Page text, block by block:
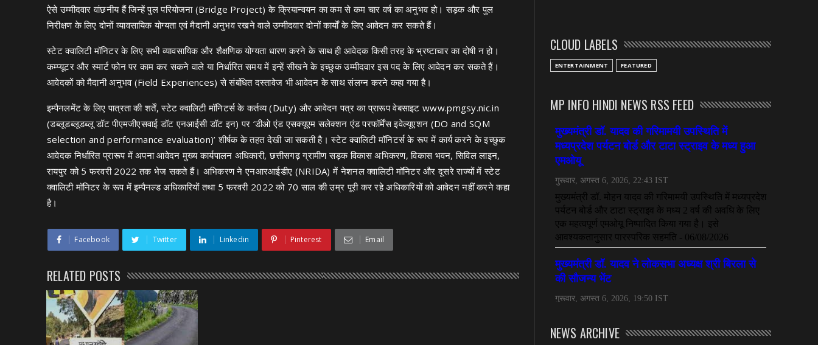
ऐसे उम्मीदवार वांछनीय हैं जिन्हें पुल परियोजना (Bridge Project) के क्रियान्वयन का कम से कम चार वर्ष का अनुभव हो। सड़क और पुल
निरीक्षण के लिए दोनों व्यावसायिक योग्यता एवं मैदानी अनुभव रखने वाले उम्मीदवार दोनों कार्यों के लिए आवेदन कर सकते हैं।
स्टेट क्वालिटी मॉनिटर के लिए सभी व्यावसायिक और शैक्षणिक योग्यता धारण करने के साथ ही आवेदक किसी तरह के भ्रष्टाचार का दोषी न हो।
कम्प्यूटर और स्मार्ट फोन पर काम कर सकने वाले या निर्धारित समय में इन्हें सीखने के इच्छुक उम्मीदवार इस पद के लिए आवेदन कर सकते हैं।
आवेदकों को मैदानी अनुभव (Field Experiences) से संबंधित दस्तावेज भी आवेदन के साथ संलग्न करने कहा गया है।
इम्पैनलमेंट के लिए पात्रता की शर्तें, स्टेट क्वालिटी मॉनिटर्स के कर्तव्य (Duty) और आवेदन पत्र का प्रारूप वेबसाइट www.pmgsy.nic.in
(डब्लूडब्लूडब्लू डॉट पीएमजीएसवाई डॉट एनआईसी डॉट इन) पर ‘डीओ एंड एसक्यूएम सलेक्शन एंड परफॉर्मेंस इवेल्यूएशन (DO and SQM
selection and performance evaluation)’ शीर्षक के तहत देखी जा सकती है। स्टेट क्वालिटी मॉनिटर्स के रूप में कार्य करने के इच्छुक
आवेदक निर्धारित प्रारूप में अपना आवेदन मुख्य कार्यपालन अधिकारी, छत्तीसगढ़ ग्रामीण सड़क विकास अभिकरण, विकास भवन, सिविल लाइन,
रायपुर को 5 फरवरी 2022 तक भेज सकते हैं। अभिकरण ने एनआरआईडीए (NRIDA) में नेशनल क्वालिटी मॉनिटर और दूसरे राज्यों में स्टेट
क्वालिटी मॉनिटर के रूप में इम्पैनल्ड अधिकारियों तथा 5 फरवरी 2022 को 70 साल की उम्र पूरी कर रहे अधिकारियों को आवेदन नहीं करने कहा
है।
Facebook Twitter Linkedin Pinterest Email
RELATED POSTS
CLOUD LABELS
ENTERTAINMENT FEATURED
MP INFO HINDI NEWS RSS FEED
NEWS ARCHIVE